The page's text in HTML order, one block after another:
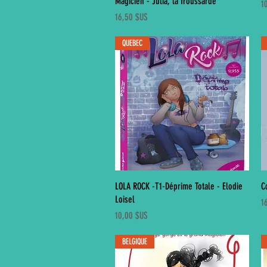
Prix
16,50 $US
Aperçu rapide
QUEBEC
LOLA ROCK -T1-Déprime Totale - Elodie
Loisel
Prix
10,00 $US
BELGIQUE